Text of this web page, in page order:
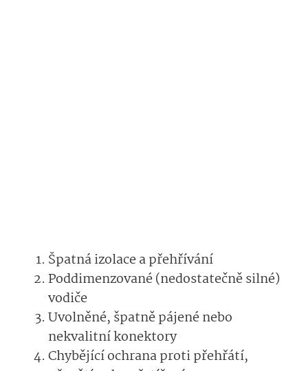
Špatná izolace a přehřívání
Poddimenzované (nedostatečně silné)
vodiče
Uvolněné, špatně pájené nebo
nekvalitní konektory
Chybějící ochrana proti přehřátí,